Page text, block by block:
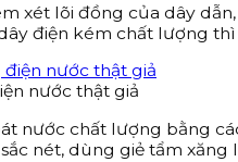
xét lõi đồng của dây
điện kém chất lượng
nước thật giả
nước chất lượng bằng
nét, dùng giẻ tẩm